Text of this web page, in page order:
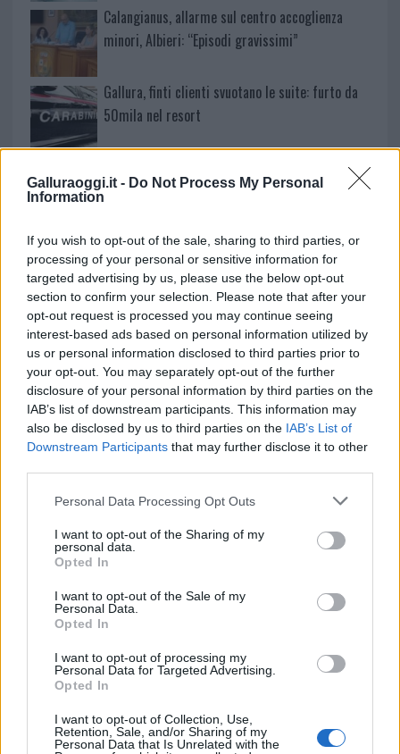
Galluraoggi.it - Do Not Process My Personal
Information
If you wish to opt-out of the sale, sharing to third parties, or
processing of your personal or sensitive information for
targeted advertising by us, please use the below opt-out
section to confirm your selection. Please note that after your
opt-out request is processed you may continue seeing
interest-based ads based on personal information utilized by
us or personal information disclosed to third parties prior to
your opt-out. You may separately opt-out of the further
disclosure of your personal information by third parties on the
IAB’s list of downstream participants. This information may
also be disclosed by us to third parties on the IAB’s List of
Downstream Participants that may further disclose it to other
Please note that this website/app uses one or more Google
not limited to your visit or usage behaviour. You may click to
grant or deny consent to Google and its third-party tags to
use your data for below specified purposes in below Google
consent section.
Personal Data Processing Opt Outs
I want to opt-out of the Sharing of my
personal data.
Opted In
I want to opt-out of the Sale of my
Personal Data.
Opted In
I want to opt-out of processing my
Personal Data for Targeted Advertising.
Opted In
I want to opt-out of Collection, Use,
Retention, Sale, and/or Sharing of my
Personal Data that Is Unrelated with the
Calangianus, allarme sul centro accoglienza
minori, Albieri: “Episodi gravissimi”
Gallura, finti clienti svuotano le suite: furto da
50mila nel resort
protagonisti
Test tunnel Olbia: rampe chiuse ancora fino a
fine agosto
Aggius conquista la classifica delle mete più
amate dell’estate 2026
NECROLOGIE
Mario Malu